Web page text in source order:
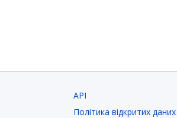
API
Політика відкритих даних